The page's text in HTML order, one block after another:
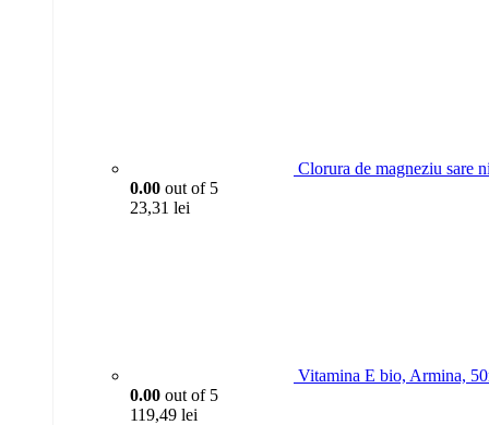
Clorura de magneziu sare
0.00 out of 5
23,31 lei
Vitamina E bio, Armina,
0.00 out of 5
119,49 lei